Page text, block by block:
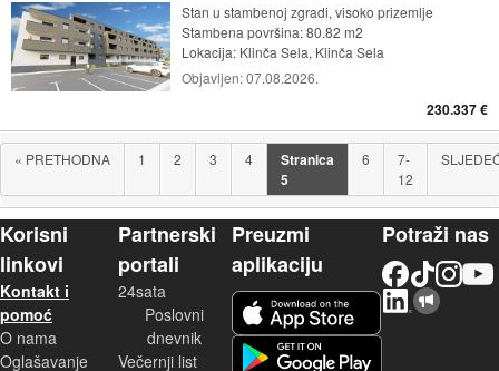
Stan u stambenoj zgradi, visoko prizemlje
Stambena površina: 80.82 m2
Lokacija: Klinča Sela, Klinča Sela
Objavljen:07.08.2026.
230.337 €
« PRETHODNA 1 2 3 4
Stranica
5
6
7-
12
Korisni
linkovi
Kontakt i
pomoć
O nama
Oglašavanje
Partnerski
portali
24sata
Poslovni
dnevnik
Večernji list
Preuzmi
aplikaciju
Potraži nas